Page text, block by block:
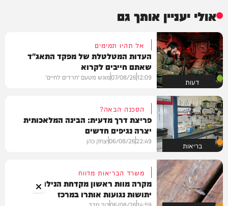
אולי יעניין אותך גם
דעות
אל תהיו תמימים
העדות המטלטלת של מפקד התאג"ד
שאתם חייבים לקרוא
12:09
07/08/26מוגש מטעם 'חרדים לחיים'
בריאות
הסכנה הבאה?
פריצת דרך מדעית: הבינה המלאכותית
יצרה נגיפים חדשים
22:49
06/08/26יצחק כהן
משרד הבריאות מדווח
מקרה מוות ראשון מקדחת הנילוס:
יתושות נגועות אותרו במרכז
14:59
06/08/26דוד חדד